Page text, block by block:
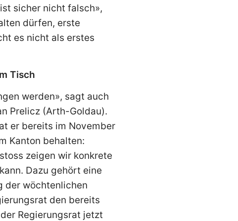
sicher nicht falsch»,
dürfen, erste
es nicht als erstes
Tisch
werden», sagt auch
Prelicz (Arth-Goldau).
er bereits im November
Kanton behalten:
zeigen wir konkrete
Dazu gehört eine
der wöchtenlichen
den bereits
Regierungsrat jetzt